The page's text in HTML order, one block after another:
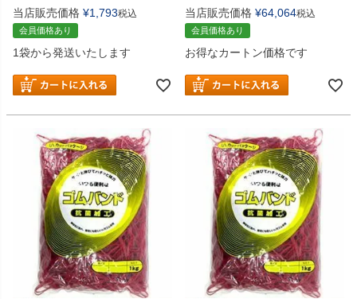
当店販売価格 ¥1,793税込
会員価格あり
1袋から発送いたします
当店販売価格 ¥64,064税込
会員価格あり
お得なカートン価格です